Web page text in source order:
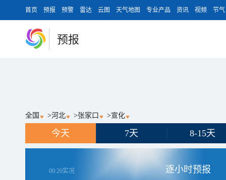
首页 预报 预警 雷达 云图 天气地图 专业产品 资讯 视频 节气
预报
全国 >河北 >张家口 >宣化
今天 7天 8-15天
00:20实况 逐小时预报